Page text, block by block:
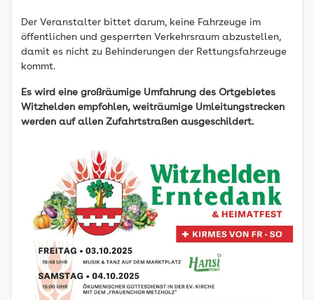
Der Veranstalter bittet darum, keine Fahrzeuge im
öffentlichen und gesperrten Verkehrsraum abzustellen,
damit es nicht zu Behinderungen der Rettungsfahrzeuge
kommt.
Es wird eine großräumige Umfahrung des Ortgebietes
Witzhelden empfohlen, weiträumige Umleitungstrecken
werden auf allen Zufahrtstraßen ausgeschildert.